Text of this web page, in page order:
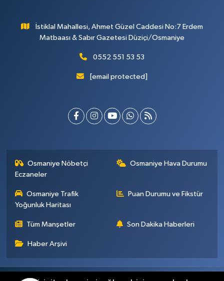
İstiklal Mahallesi, Ahmet Güzel Caddesi No:7 Erdem
Matbaası & Sabır Gazetesi Düziçi/Osmaniye
0552 551 53 53
[email protected]
Osmaniye Nöbetçi
Eczaneler
Osmaniye Hava Durumu
Osmaniye Trafik
Yoğunluk Haritası
Puan Durumu ve Fikstür
Tüm Manşetler Son Dakika Haberleri
Haber Arşivi